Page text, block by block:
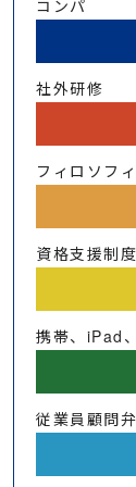
コンパ
社外研修
フィロソフ
資格支援制度
携帯、iPad
従業員顧問